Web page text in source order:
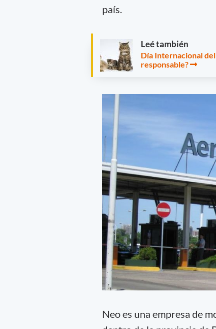
país.
Leé también
Día Internacional
responsable?
Neo es una empresa de